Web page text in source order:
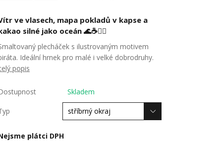
ve vlasech, mapa pokladů v kapse a
silné jako oceán 🌊☕🏴‍☠️
plecháček s ilustrovaným motivem
Ideální hrnek pro malé i velké dobrodruhy.
popis
Skladem
plátci DPH